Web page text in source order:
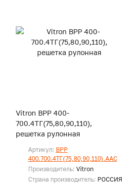
Vitron ВРР 400-
700.4ТГ(75,80,90,110),
решетка рулонная
Артикул: ВРР
400.700.4ТГ(75,80,90,110).ААС
Производитель: Vitron
Страна производитель: РОССИЯ